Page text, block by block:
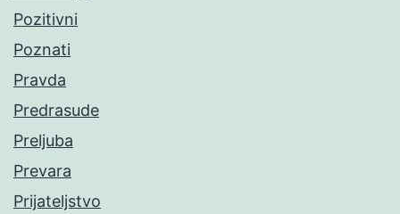
Pozitivni
Poznati
Pravda
Predrasude
Preljuba
Prevara
Prijateljstvo